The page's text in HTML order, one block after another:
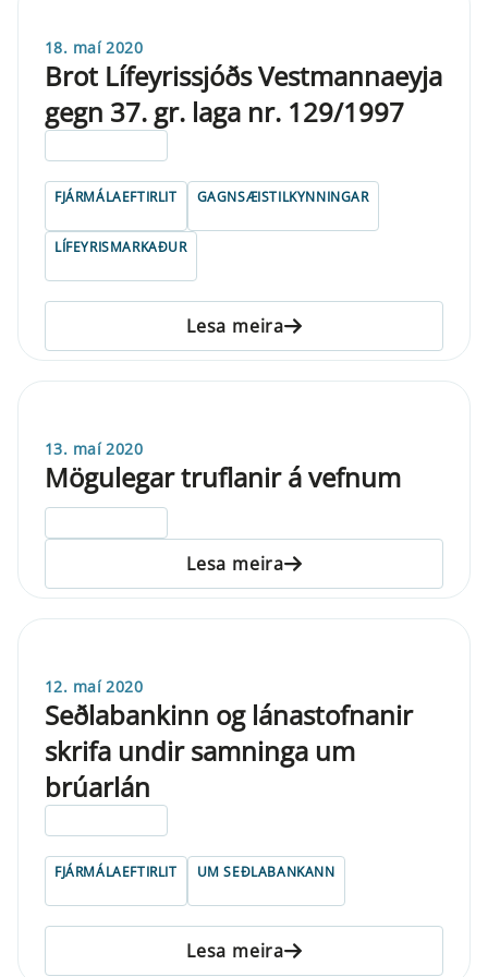
18. maí 2020
Brot Lífeyrissjóðs Vestmannaeyja
gegn 37. gr. laga nr. 129/1997
FJÁRMÁLAEFTIRLIT GAGNSÆISTILKYNNINGAR
LÍFEYRISMARKAÐUR
Lesa meira
13. maí 2020
Mögulegar truflanir á vefnum
Lesa meira
12. maí 2020
Seðlabankinn og lánastofnanir
skrifa undir samninga um
brúarlán
FJÁRMÁLAEFTIRLIT UM SEÐLABANKANN
Lesa meira